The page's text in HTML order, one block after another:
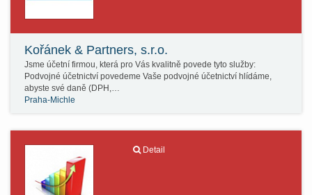
Kořánek & Partners, s.r.o.
Jsme účetní firmou, která pro Vás kvalitně povede tyto služby:
Podvojné účetnictví povedeme Vaše podvojné účetnictví hlídáme,
abyste své daně (DPH,…
Praha-Michle
Detail